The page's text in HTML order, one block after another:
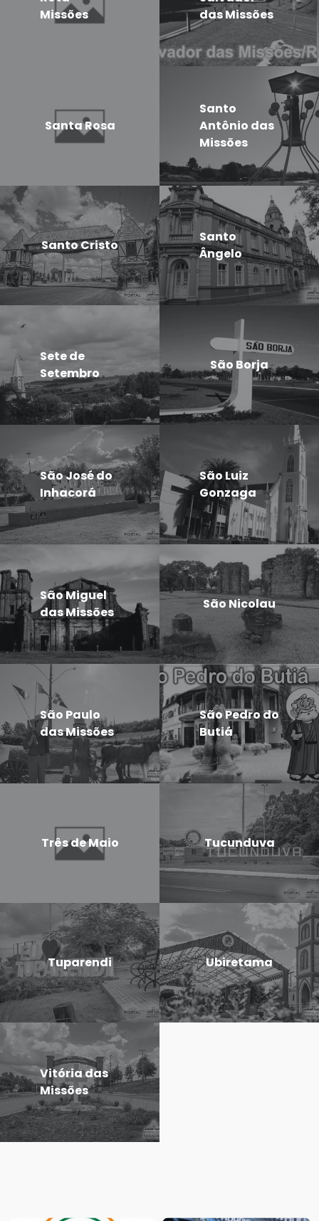
Missões
das Missões
Santa Rosa
Santo
Antônio das
Missões
Santo Cristo
Santo
Ângelo
Sete de
Setembro
São Borja
São José do
Inhacorá
São Luiz
Gonzaga
São Miguel
das Missões
São Nicolau
São Paulo
das Missões
São Pedro do
Butiá
Três de Maio Tucunduva
Tuparendi Ubiretama
Vitória das
Missões